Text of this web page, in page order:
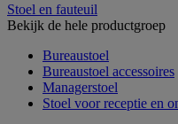
Stoel en fauteuil
Bekijk de hele productgroep
Bureaustoel
Bureaustoel accessoires
Managerstoel
Stoel voor receptie en